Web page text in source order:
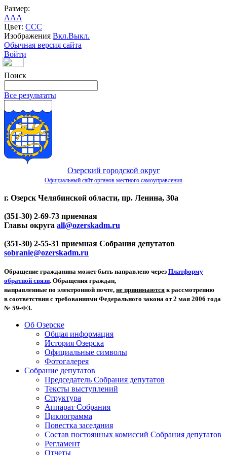
Размер:
AAA
Цвет: CCC
Изображения Вкл.Выкл.
Обычная версия сайта
Войти
Поиск
Все результаты
Озерский городской округ
Официальный сайт органов местного самоуправления
г. Озерск Челябинской области, пр. Ленина, 30а
(351-30) 2-69-73 приемная
Главы округа all@ozerskadm.ru
(351-30) 2-55-31 приемная Собрания депутатов
sobranie@ozerskadm.ru
Обращение гражданина может быть направлено через Платформу
обратной связи. Обращения граждан,
направленные по электронной почте, не принимаются к рассмотрению
в соответствии с требованиями Федерального закона от 2 мая 2006 года
№ 59-ФЗ.
Об Озерске
Общая информация
История Озерска
Официальные символы
Фотогалерея
Собрание депутатов
Председатель Собрания депутатов
Тексты выступлений
Структура
Аппарат Собрания
Циклограмма
Повестка заседания
Состав постоянных комиссий Собрания депутатов
Регламент
Отчеты